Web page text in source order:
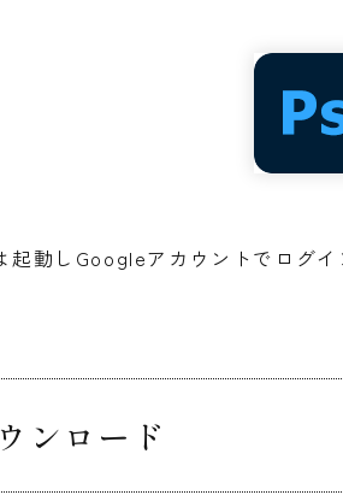
動しGoogleアカウントでログイ
ンロード